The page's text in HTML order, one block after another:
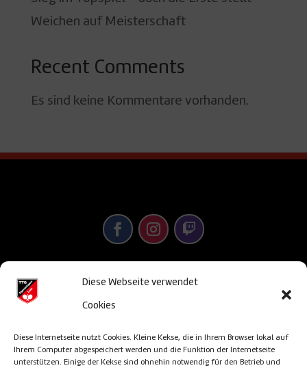
Diese Webseite verwendet
Cookies
Diese Internetseite nutzt Cookies. Kleine Kekse, die in Ihrem Browser lokal auf
Ihrem Computer abgespeichert werden und die Funktion der Internetseite
unterstützen. Einige der Kekse sind ohnehin notwendig für den Betrieb und
Weichen auf Meisterschaft
Recent Comments
Es sind keine Kommentare vorhanden.
© TTG Sigmaringen/Laiz 2013-2026 –